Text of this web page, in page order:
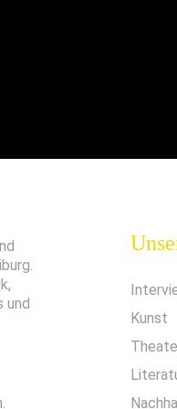
und
Kunst